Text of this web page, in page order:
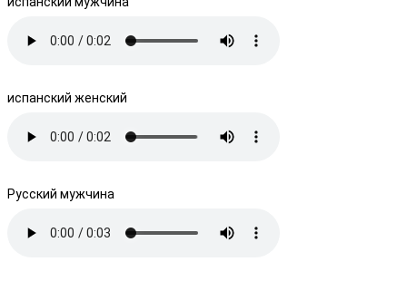
испанский женский
Русский мужчина